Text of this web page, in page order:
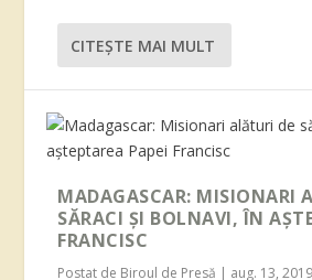
CITEŞTE MAI MULT
MADAGASCAR: MISIONARI
SĂRACI ŞI BOLNAVI, ÎN
FRANCISC
Postat de Biroul de Presă | aug. 13, 2019